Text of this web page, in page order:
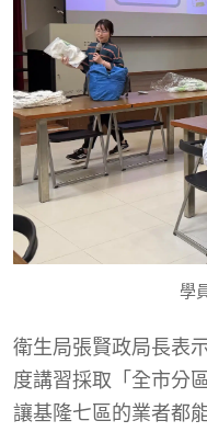
學
衛生局張賢政局長表
度講習採取「全市分
讓基隆七區的業者都